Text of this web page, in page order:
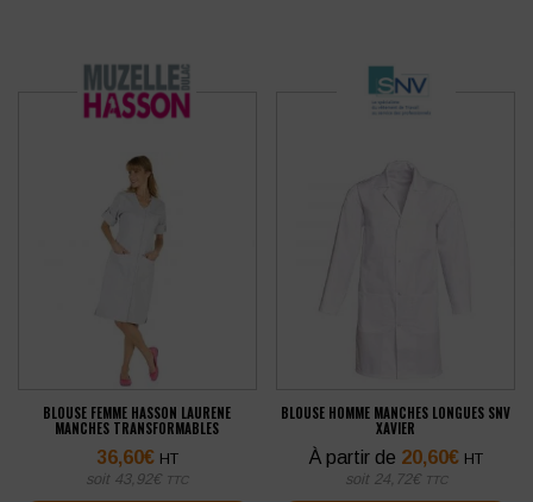
BLOUSE FEMME HASSON LAURENE
MANCHES TRANSFORMABLES
36,60€ HT
soit 43,92€ TTC
BLOUSE HOMME MANCHES LONGUES SNV
XAVIER
À partir de 20,60€ HT
soit 24,72€ TTC